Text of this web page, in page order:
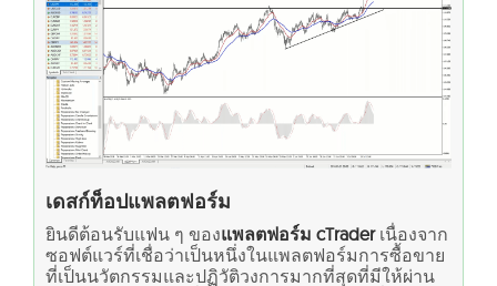
เดสก์ท็อปแพลตฟอร์ม
ยินดีต้อนรับแฟน ๆ ของแพลตฟอร์ม cTraderเนื่องจาก
ซอฟต์แวร์ที่เชื่อว่าเป็นหนึ่งในแพลตฟอร์มการซื้อขาย
ที่เป็นนวัตกรรมและปฏิวัติวงการมากที่สุดที่มีให้ผ่าน